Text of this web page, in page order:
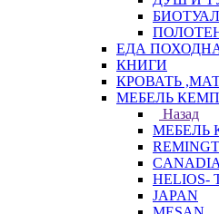
ЕДА
КНИГИ
КРОВАТЬ
МЕБЕЛЬ
Назад
МЕБЕЛЬ
HELIOS-
JAPAN